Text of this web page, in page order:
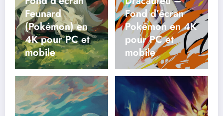
Feunard
(Pokémon) en
4K pour PC et
mobile
Fond d’écran
Pokémon en 4K
pour PC et
mobile